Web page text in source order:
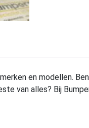
en modellen.
van alles? Bij